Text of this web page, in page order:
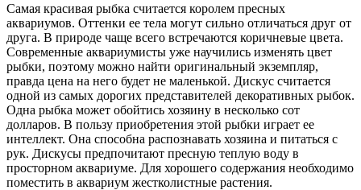
Самая красивая рыбка считается королем пресных
аквариумов. Оттенки ее тела могут сильно отличаться друг от
друга. В природе чаще всего встречаются коричневые цвета.
Современные аквариумисты уже научились изменять цвет
рыбки, поэтому можно найти оригинальный экземпляр,
правда цена на него будет не маленькой. Дискус считается
одной из самых дорогих представителей декоративных рыбок.
Одна рыбка может обойтись хозяину в несколько сот
долларов. В пользу приобретения этой рыбки играет ее
интеллект. Она способна распознавать хозяина и питаться с
рук. Дискусы предпочитают пресную теплую воду в
просторном аквариуме. Для хорошего содержания необходимо
поместить в аквариум жестколистные растения.